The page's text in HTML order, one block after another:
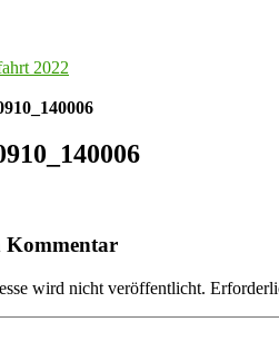
2022
Kommentar
wird nicht veröffentlicht.